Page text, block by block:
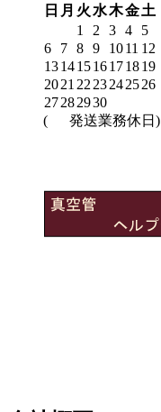
日 月 火 水木金土
1
2 3 4
5
6
7 8 9 1011 12
13141516171819
2021 22 23242526
27282930
(
発送業務休日)